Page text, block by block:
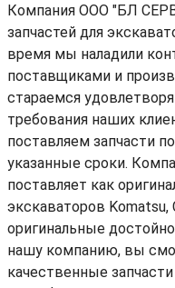
Компания ООО "БЛ
запчастей для
время мы наладили
поставщиками и
стараемся
требования наших
поставляем запчасти
указанные сроки.
поставляет как
экскаваторов Komatsu,
оригинальные
нашу компанию, вы
качественные